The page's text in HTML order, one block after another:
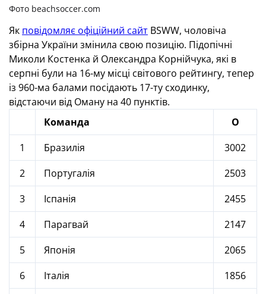
Фото beachsoccer.com
Як повідомляє офіційний сайт BSWW, чоловіча
збірна України змінила свою позицію. Підопічні
Миколи Костенка й Олександра Корнійчука, які в
серпні були на 16-му місці світового рейтингу, тепер
із 960-ма балами посідають 17-ту сходинку,
відстаючи від Оману на 40 пунктів.
Команда
О
1
Бразилія
3002
2
Португалія
2503
3
Іспанія
2455
4
Парагвай
2147
5
Японія
2065
6
Італія
1856